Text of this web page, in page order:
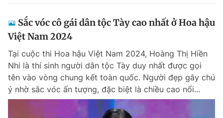
Đọc Thanh Niên trên điện thoại
Sắc vóc cô gái dân tộc Tày cao nhất ở Hoa hậu
Việt Nam 2024
Tại cuộc thi Hoa hậu Việt Nam 2024, Hoàng Thị Hiền
Nhi là thí sinh người dân tộc Tày duy nhất được gọi
tên vào vòng chung kết toàn quốc. Người đẹp gây chú
ý nhờ sắc vóc ấn tượng, đặc biệt là chiều cao nổi...